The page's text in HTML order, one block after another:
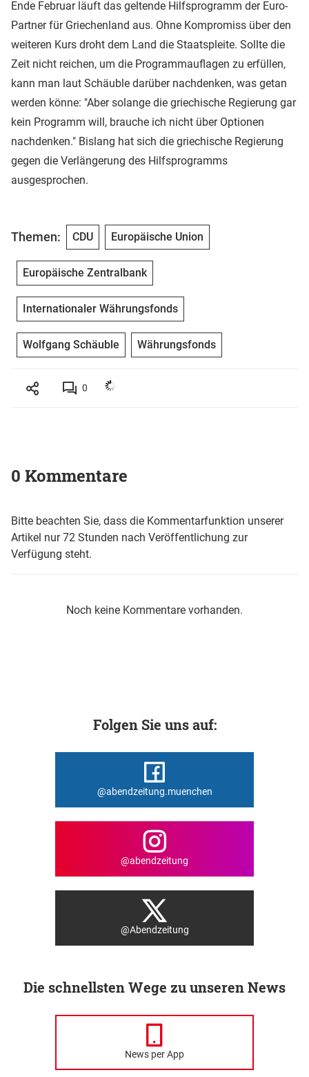
Ende Februar läuft das geltende Hilfsprogramm der Euro-
Partner für Griechenland aus. Ohne Kompromiss über den
weiteren Kurs droht dem Land die Staatspleite. Sollte die
Zeit nicht reichen, um die Programmauflagen zu erfüllen,
kann man laut Schäuble darüber nachdenken, was getan
werden könne: "Aber solange die griechische Regierung gar
kein Programm will, brauche ich nicht über Optionen
nachdenken." Bislang hat sich die griechische Regierung
gegen die Verlängerung des Hilfsprogramms
ausgesprochen.
Themen: CDU Europäische Union
Europäische Zentralbank
Internationaler Währungsfonds
Wolfgang Schäuble Währungsfonds
0
0 Kommentare
Bitte beachten Sie, dass die Kommentarfunktion unserer
Artikel nur 72 Stunden nach Veröffentlichung zur
Verfügung steht.
Noch keine Kommentare vorhanden.
Folgen Sie uns auf:
@abendzeitung.muenchen
@abendzeitung
@Abendzeitung
Die schnellsten Wege zu unseren News
News per App